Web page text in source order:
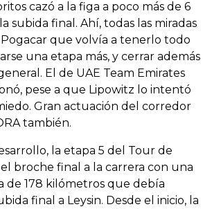
cazó a la figa a poco más de 6
subida final. Ahí, todas las miradas
que volvía a tenerlo todo
una etapa más, y cerrar además
El de UAE Team Emirates
pese a que Lipowitz lo intentó
Gran actuación del corredor
también.
la etapa 5 del Tour de
broche final a la carrera con una
de 178 kilómetros que debía
final a Leysin. Desde el inicio, la